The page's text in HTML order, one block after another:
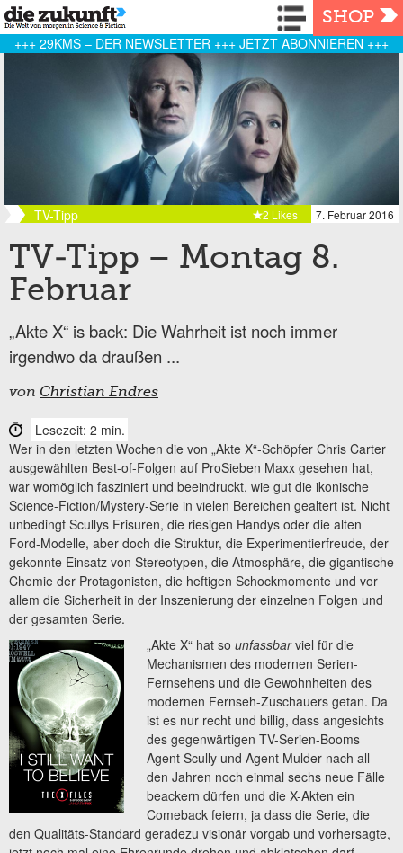
Navigation
SHOP
+++ 29KMS – DER NEWSLETTER +++ JETZT ABONNIEREN +++
TV-Tipp 7. Februar 2016
2 Likes
TV-Tipp – Montag 8.
Februar
„Akte X“ is back: Die Wahrheit ist noch immer
irgendwo da draußen ...
von Christian Endres
Lesezeit: 2 min.
Wer in den letzten Wochen die von „Akte X“-Schöpfer Chris Carter
ausgewählten Best-of-Folgen auf ProSieben Maxx gesehen hat,
war womöglich fasziniert und beeindruckt, wie gut die ikonische
Science-Fiction/Mystery-Serie in vielen Bereichen gealtert ist. Nicht
unbedingt Scullys Frisuren, die riesigen Handys oder die alten
Ford-Modelle, aber doch die Struktur, die Experimentierfreude, der
gekonnte Einsatz von Stereotypen, die Atmosphäre, die gigantische
Chemie der Protagonisten, die heftigen Schockmomente und vor
allem die Sicherheit in der Inszenierung der einzelnen Folgen und
der gesamten Serie.
„Akte X“ hat sounfassbarviel für die
Mechanismen des modernen Serien-
Fernsehens und die Gewohnheiten des
modernen Fernseh-Zuschauers getan. Da
ist es nur recht und billig, dass angesichts
des gegenwärtigen TV-Serien-Booms
Agent Scully und Agent Mulder nach all
den Jahren noch einmal sechs neue Fälle
beackern dürfen und die X-Akten ein
Comeback feiern, ja dass die Serie, die
den Qualitäts-Standard geradezu visionär vorgab und vorhersagte,